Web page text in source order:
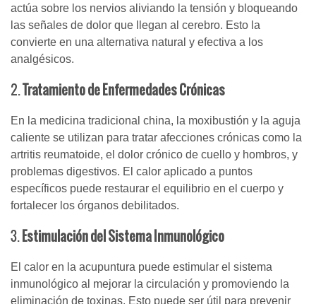
actúa sobre los nervios aliviando la tensión y bloqueando
las señales de dolor que llegan al cerebro. Esto la
convierte en una alternativa natural y efectiva a los
analgésicos.
2.Tratamiento de Enfermedades Crónicas
En la medicina tradicional china, la moxibustión y la aguja
caliente se utilizan para tratar afecciones crónicas como la
artritis reumatoide, el dolor crónico de cuello y hombros, y
problemas digestivos. El calor aplicado a puntos
específicos puede restaurar el equilibrio en el cuerpo y
fortalecer los órganos debilitados.
3. Estimulación del Sistema Inmunológico
El calor en la acupuntura puede estimular el sistema
inmunológico al mejorar la circulación y promoviendo la
eliminación de toxinas. Esto puede ser útil para prevenir